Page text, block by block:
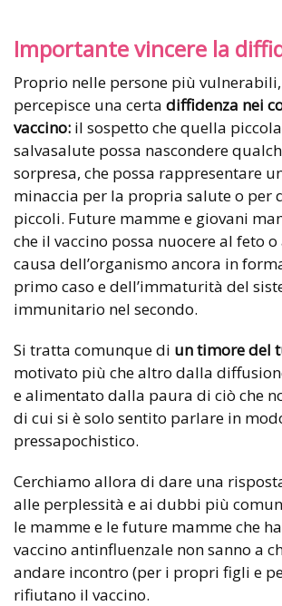
Importante vincere la
Proprio nelle persone più vulnerabili,
percepisce una certa diffidenza nei
vaccino: il sospetto che quella
salvasalute possa nascondere
sorpresa, che possa rappresentare
minaccia per la propria salute o per
piccoli. Future mamme e giovani
che il vaccino possa nuocere al feto
causa dell’organismo ancora in
primo caso e dell’immaturità del
immunitario nel secondo.
Si tratta comunque di un timore del
motivato più che altro dalla
e alimentato dalla paura di ciò che
di cui si è solo sentito parlare in
pressapochistico.
Cerchiamo allora di dare una
alle perplessità e ai dubbi più
le mamme e le future mamme che
vaccino antinfluenzale non sanno a
andare incontro (per i propri figli e
rifiutano il vaccino.